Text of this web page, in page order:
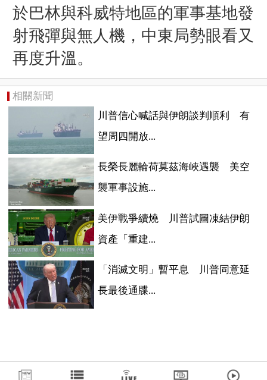
於巴林與科威特地區的軍事基地發
射飛彈與無人機，中東局勢眼看又
再度升溫。
相關新聞
川普信心喊話與伊朗談判順利 有
望周四開放...
長榮長麗輪荷莫茲海峽遇襲 美空
襲軍事設施...
美伊戰爭續燒 川普試圖凍結伊朗
資產「重建...
「消滅文明」暫平息 川普同意延
長最後通牒...